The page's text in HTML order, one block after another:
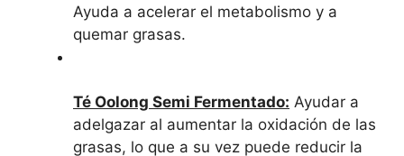
Ayuda a acelerar el metabolismo y a
quemar grasas.
Té Oolong Semi Fermentado: Ayudar a
adelgazar al aumentar la oxidación de las
grasas, lo que a su vez puede reducir la